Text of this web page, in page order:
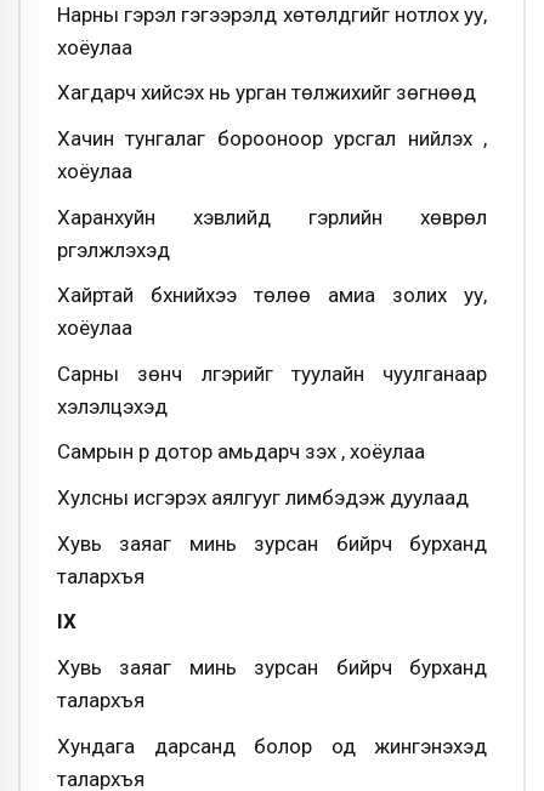
Нарны гэрэл гэгээрэлд хөтөлдгийг нотлох уу,
хоёулаа
Хагдарч хийсэх нь урган төлжихийг зөгнөөд
Хачин тунгалаг борооноор урсгал нийлэх үү,
хоёулаа
Харанхуйн хэвлийд гэрлийн хөврөл
үргэлжлэхэд
Хайртай бүхнийхээ төлөө амиа золих уу,
хоёулаа
Сарны зөнч үлгэрийг туулайн чуулганаар
хэлэлцэхэд
Самрын үр дотор амьдарч үзэх үү, хоёулаа
Хулсны исгэрэх аялгууг лимбэдэж дуулаад
Хувь заяаг минь зурсан бийрч бурханд
талархъя
IX
Хувь заяаг минь зурсан бийрч бурханд
талархъя
Хундага дарсанд болор од жингэнэхэд
талархъя